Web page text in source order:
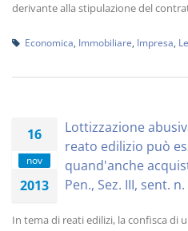
derivante alla stipulazione del
Economica Immobiliare Impresa
16
nov
2013
Lottizzazione
reato edilizio può
quand'anche
Pen., Sez. III, sent.
In tema di reati edilizi, la confisca di